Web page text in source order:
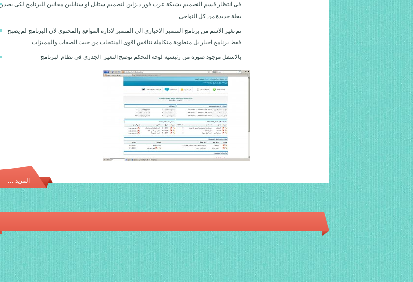
فى انتظار قسم التصميم بشبكة عرب فور ديزاين لتصميم ستايل او ستايلين مجانين للبرنامج لكى يصدر
بحلة جديدة من كل النواحى
تم تغير الاسم من برنامج المتميز الاخبارى الى المتميز لادارة المواقع والمحتوى لان البرنامج لم يصبح
فقط برنامج اخبار بل منظومة متكاملة تنافس اقوى المنتجات من حيث الصفات والمميزات
بالاسفل موجود صورة من رئيسية لوحة التحكم توضح التغير الجذرى فى نظام البرنامج
المزيد ...